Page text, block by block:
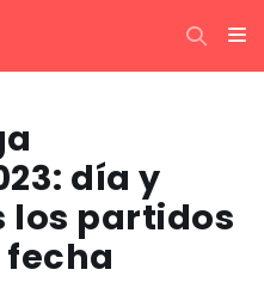
día y
los partidos